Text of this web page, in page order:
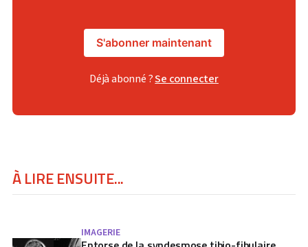
S'abonner maintenant
Déjà abonné ?Se connecter
À LIRE ENSUITE...
IMAGERIE